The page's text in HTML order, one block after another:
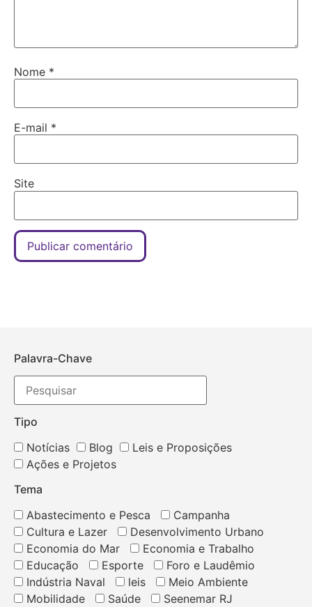
Nome *
E-mail *
Site
Palavra-Chave
Tipo
Notícias
Blog
Leis e Proposições
Ações e Projetos
Tema
Abastecimento e Pesca
Campanha
Cultura e Lazer
Desenvolvimento Urbano
Economia do Mar
Economia e Trabalho
Educação
Esporte
Foro e Laudêmio
Indústria Naval
leis
Meio Ambiente
Mobilidade
Saúde
Seenemar RJ